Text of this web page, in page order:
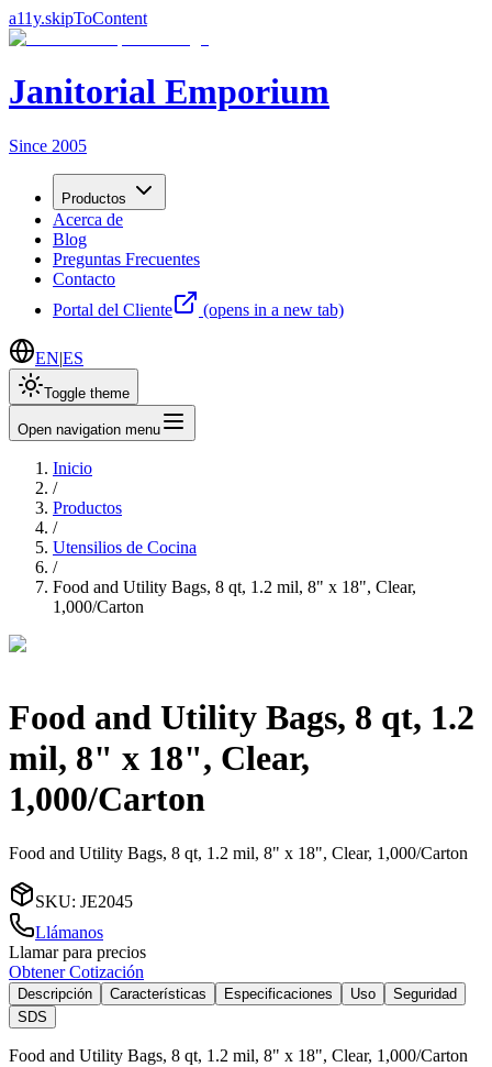
a11y.skipToContent
Janitorial Emporium
Since 2005
Productos
Acerca de
Blog
Preguntas Frecuentes
Contacto
Portal del Cliente
(opens in a new tab)
EN|ES
Toggle theme
Open navigation menu
Inicio
/
Productos
/
Utensilios de Cocina
/
Food and Utility Bags, 8 qt, 1.2 mil, 8" x 18", Clear,
1,000/Carton
Food and Utility Bags, 8 qt, 1.2
mil, 8" x 18", Clear,
1,000/Carton
Food and Utility Bags, 8 qt, 1.2 mil, 8" x 18", Clear, 1,000/Carton
SKU: JE2045
Llámanos
Llamar para precios
Obtener Cotización
Descripción Características Especificaciones Uso
Seguridad
SDS
Food and Utility Bags, 8 qt, 1.2 mil, 8" x 18", Clear, 1,000/Carton